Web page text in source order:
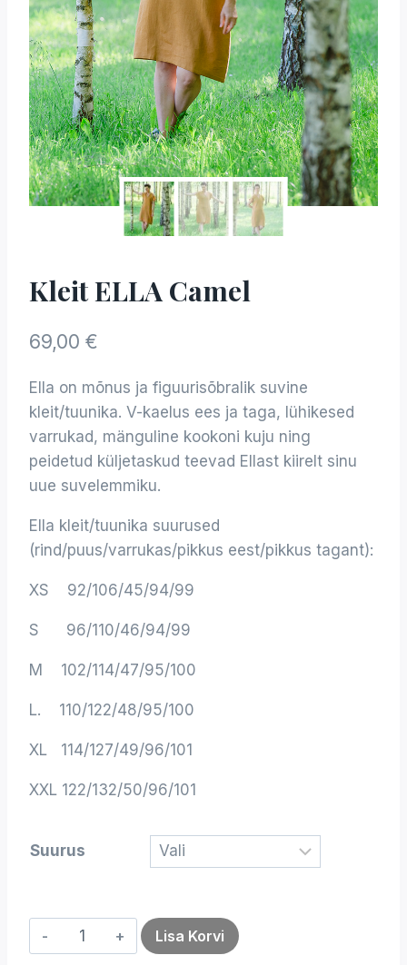
Kleit ELLA Camel
69,00 €
Ella on mõnus ja figuurisõbralik suvine
kleit/tuunika. V-kaelus ees ja taga, lühikesed
varrukad, mänguline kookoni kuju ning
peidetud küljetaskud teevad Ellast kiirelt sinu
uue suvelemmiku.
Ella kleit/tuunika suurused
(rind/puus/varrukas/pikkus eest/pikkus tagant):
XS 92/106/45/94/99
S 96/110/46/94/99
M 102/114/47/95/100
L. 110/122/48/95/100
XL 114/127/49/96/101
XXL 122/132/50/96/101
Suurus
Kleit
ELLA
Lisa Korvi